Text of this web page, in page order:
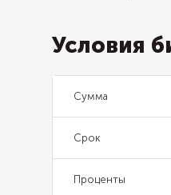
Условия
Сумма
Срок
Проценты